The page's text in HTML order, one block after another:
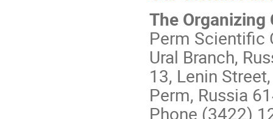
The Organizing
Perm Scientific
Ural Branch,
13, Lenin
Perm, Russia
Phone (3422)